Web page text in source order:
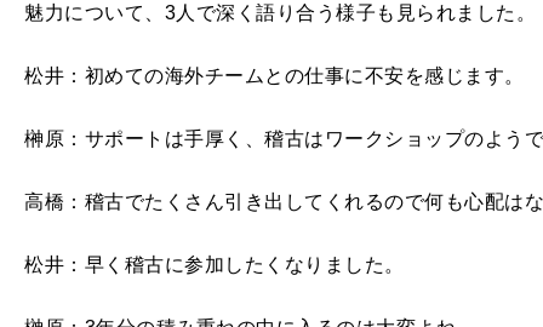
魅力について、3人で深く語り合う様子も見られました。
松井：初めての海外チームとの仕事に不安を感じます。
榊原：サポートは手厚く、稽古はワークショップのよう
高橋：稽古でたくさん引き出してくれるので何も心配は
松井：早く稽古に参加したくなりました。